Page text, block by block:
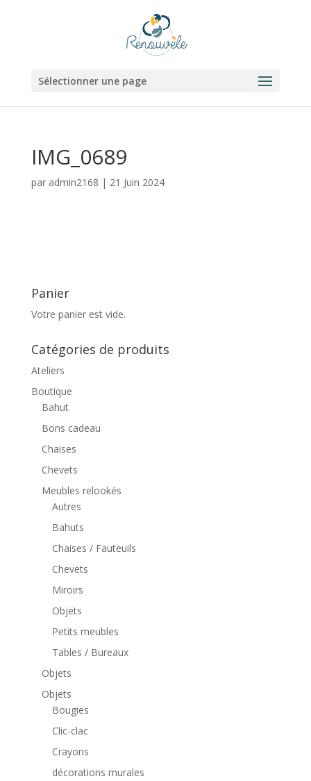
Sélectionner une page
IMG_0689
par admin2168 | 21 Juin 2024
Panier
Votre panier est vide.
Catégories de produits
Ateliers
Boutique
Bahut
Bons cadeau
Chaises
Chevets
Meubles relookés
Autres
Bahuts
Chaises / Fauteuils
Chevets
Miroirs
Objets
Petits meubles
Tables / Bureaux
Objets
Objets
Bougies
Clic-clac
Crayons
décorations murales